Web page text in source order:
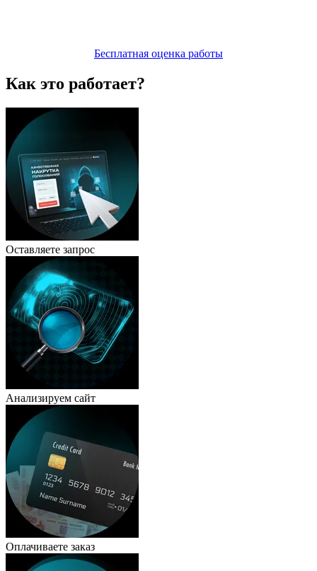
Бесплатная оценка работы
Как это работает?
Оставляете запрос
Анализируем сайт
Оплачиваете заказ